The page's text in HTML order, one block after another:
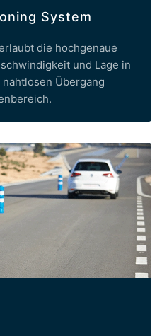
System
die hochgenaue
und Lage in
Übergang